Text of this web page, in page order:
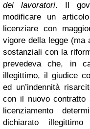
dei lavoratori. Il
modificare un
licenziare con
vigore della legge (ma
sostanziali con la
prevedeva che, in
illegittimo, il giudice
ed un’indennità
con il nuovo
licenziamento
dichiarato